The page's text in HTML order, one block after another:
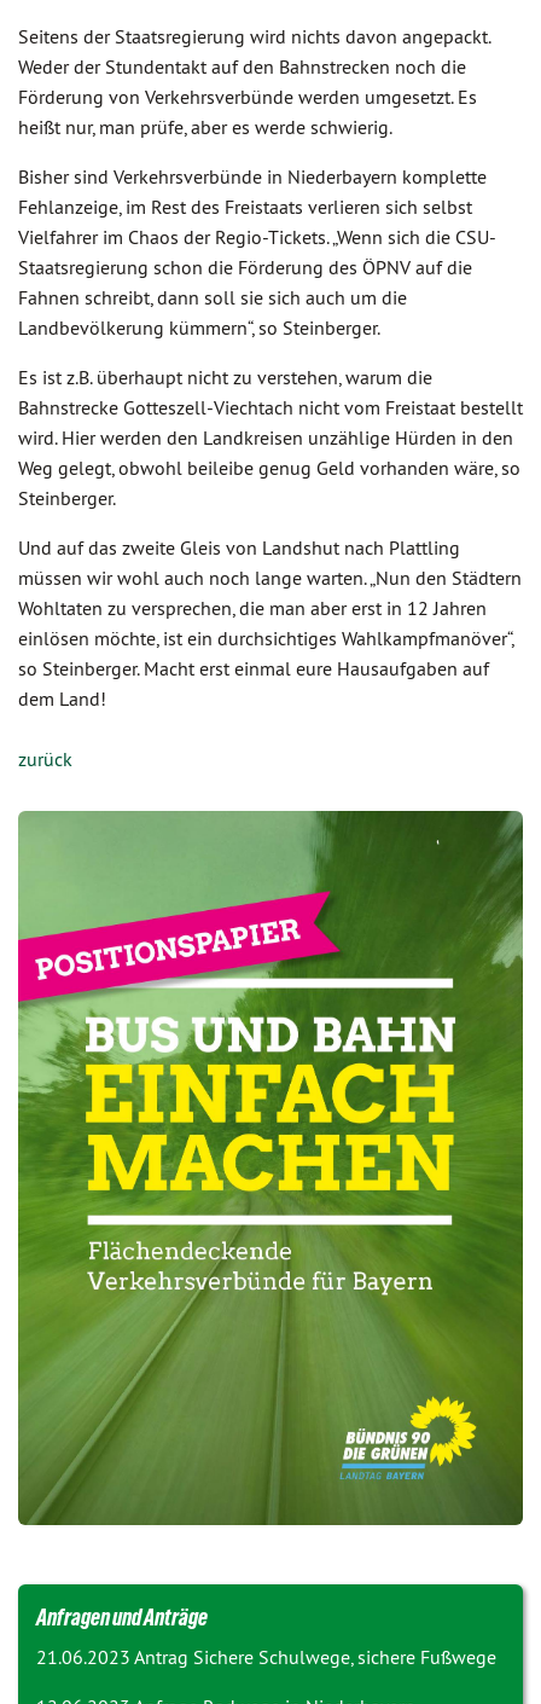
Seitens der Staatsregierung wird nichts davon angepackt.
Weder der Stundentakt auf den Bahnstrecken noch die
Förderung von Verkehrsverbünde werden umgesetzt. Es
heißt nur, man prüfe, aber es werde schwierig.
Bisher sind Verkehrsverbünde in Niederbayern komplette
Fehlanzeige, im Rest des Freistaats verlieren sich selbst
Vielfahrer im Chaos der Regio-Tickets. „Wenn sich die CSU-
Staatsregierung schon die Förderung des ÖPNV auf die
Fahnen schreibt, dann soll sie sich auch um die
Landbevölkerung kümmern“, so Steinberger.
Es ist z.B. überhaupt nicht zu verstehen, warum die
Bahnstrecke Gotteszell-Viechtach nicht vom Freistaat bestellt
wird. Hier werden den Landkreisen unzählige Hürden in den
Weg gelegt, obwohl beileibe genug Geld vorhanden wäre, so
Steinberger.
Und auf das zweite Gleis von Landshut nach Plattling
müssen wir wohl auch noch lange warten. „Nun den Städtern
Wohltaten zu versprechen, die man aber erst in 12 Jahren
einlösen möchte, ist ein durchsichtiges Wahlkampfmanöver“,
so Steinberger. Macht erst einmal eure Hausaufgaben auf
dem Land!
zurück
Anfragen und Anträge
21.06.2023 Antrag Sichere Schulwege, sichere Fußwege